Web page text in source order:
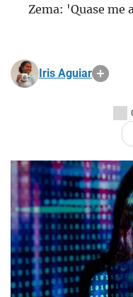
Zema: 'Quase me
Iris Aguiar